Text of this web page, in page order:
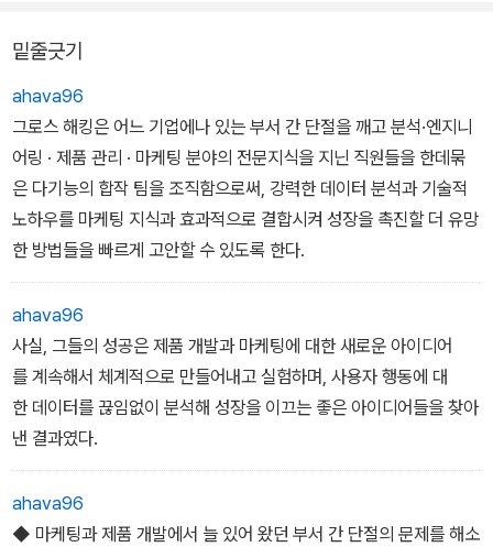
밑줄긋기
ahava96
그로스 해킹은 어느 기업에나 있는 부서 간 단절을 깨고 분석·엔지니
어링 · 제품 관리 · 마케팅 분야의 전문지식을 지닌 직원들을 한데묶
은 다기능의 합작 팀을 조직함으로써, 강력한 데이터 분석과 기술적
노하우를 마케팅 지식과 효과적으로 결합시켜 성장을 촉진할 더 유망
한 방법들을 빠르게 고안할 수 있도록 한다.
ahava96
사실, 그들의 성공은 제품 개발과 마케팅에 대한 새로운 아이디어
를 계속해서 체계적으로 만들어내고 실험하며, 사용자 행동에 대
한 데이터를 끊임없이 분석해 성장을 이끄는 좋은 아이디어들을 찾아
낸 결과였다.
ahava96
◆ 마케팅과 제품 개발에서 늘 있어 왔던 부서 간 단절의 문제를 해소